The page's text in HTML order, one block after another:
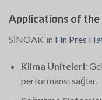
Applications of the
SİNOAK'ın Fin Pres
Klima Üniteleri:
performansı sağlar.